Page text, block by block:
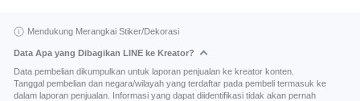
Mendukung Merangkai Stiker/Dekorasi
Data Apa yang Dibagikan LINE ke Kreator?
Data pembelian dikumpulkan untuk laporan penjualan ke kreator konten.
Tanggal pembelian dan negara/wilayah yang terdaftar pada pembeli termasuk ke
dalam laporan penjualan. Informasi yang dapat diidentifikasi tidak akan pernah